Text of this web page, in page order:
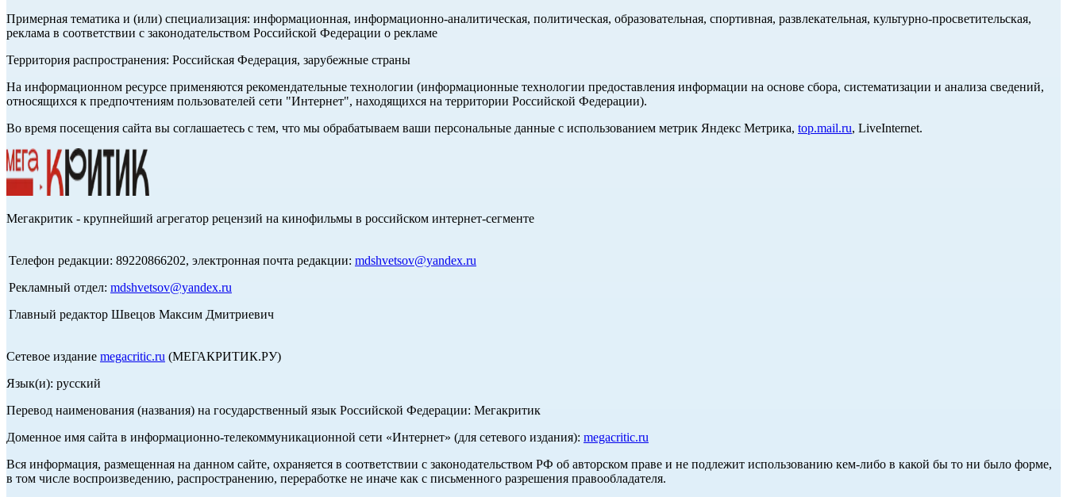
Примерная тематика и (или) специализация: информационная, информационно-аналитическая, политическая, образовательная, спортивная, развлекательная, культурно-просветительская,
реклама в соответствии с законодательством Российской Федерации о рекламе
Территория распространения: Российская Федерация, зарубежные страны
На информационном ресурсе применяются рекомендательные технологии (информационные технологии предоставления информации на основе сбора, систематизации и анализа сведений,
относящихся к предпочтениям пользователей сети "Интернет", находящихся на территории Российской Федерации).
Во время посещения сайта вы соглашаетесь с тем, что мы обрабатываем ваши персональные данные с использованием метрик Яндекс Метрика, top.mail.ru, LiveInternet.
Мегакритик - крупнейший агрегатор рецензий на кинофильмы в российском интернет-сегменте
Телефон редакции: 89220866202, электронная почта редакции: mdshvetsov@yandex.ru
Рекламный отдел: mdshvetsov@yandex.ru
Главный редактор Швецов Максим Дмитриевич
Сетевое издание megacritic.ru (МЕГАКРИТИК.РУ)
Язык(и): русский
Перевод наименования (названия) на государственный язык Российской Федерации: Мегакритик
Доменное имя сайта в информационно-телекоммуникационной сети «Интернет» (для сетевого издания): megacritic.ru
Вся информация, размещенная на данном сайте, охраняется в соответствии с законодательством РФ об авторском праве и не подлежит использованию кем-либо в какой бы то ни было форме,
в том числе воспроизведению, распространению, переработке не иначе как с письменного разрешения правообладателя.